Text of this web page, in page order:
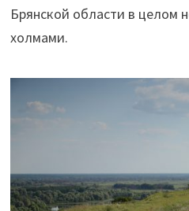
Брянской области в целом
холмами.